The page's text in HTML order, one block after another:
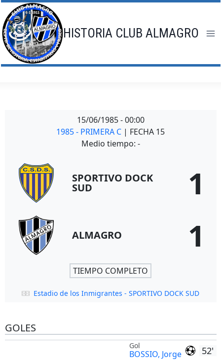
Saltar
al
contenido
HISTORIA CLUB ALMAGRO
15/06/1985 - 00:00
1985 - PRIMERA C | FECHA 15
Medio tiempo: -
SPORTIVO DOCK
SUD 1
ALMAGRO 1
TIEMPO COMPLETO
Estadio de los Inmigrantes - SPORTIVO DOCK SUD
GOLES
52'
Gol
BOSSIO, Jorge